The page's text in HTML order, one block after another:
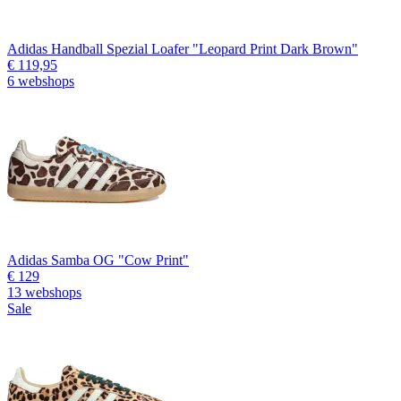
Adidas Handball Spezial Loafer "Leopard Print Dark Brown"
€ 119,95
6 webshops
Adidas Samba OG "Cow Print"
€ 129
13 webshops
Sale